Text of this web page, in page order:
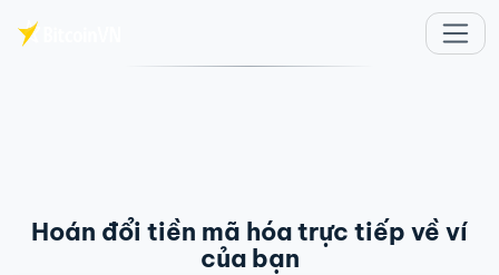
Hoán đổi tiền mã hóa trực tiếp về ví
của bạn